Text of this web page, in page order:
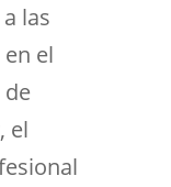
las
el
el